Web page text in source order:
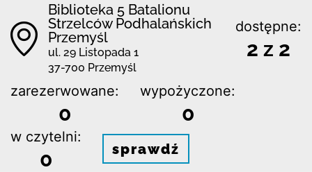
Biblioteka 5 Batalionu
Strzelców Podhalańskich
Przemyśl
ul. 29 Listopada 1
37-700 Przemyśl
dostępne:
2 z 2
zarezerwowane:
0
wypożyczone:
0
w czytelni:
0 sprawdź